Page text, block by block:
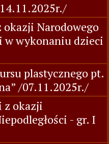
okazji Narodowego
w wykonaniu dzieci
plastycznego pt.
/07.11.2025r./
z okazji
- gr. I